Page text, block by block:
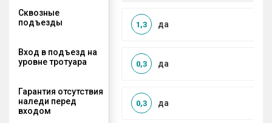
Сквозные
подъезды
да
1,3
Вход в подъезд на
уровне тротуара
да
0,3
Гарантия отсутствия
наледи перед
входом
да
0,3